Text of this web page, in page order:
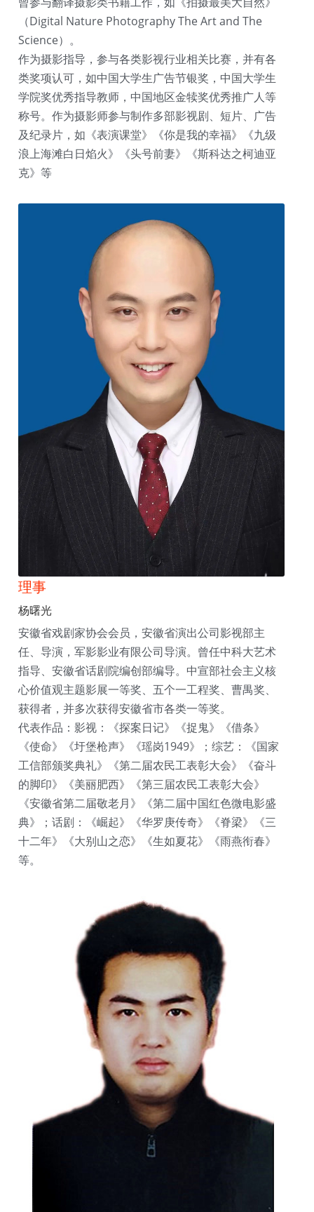
（Digital Nature Photography The Art and The
Science）。
作为摄影指导，参与各类影视行业相关比赛，并有各
类奖项认可，如中国大学生广告节银奖，中国大学生
学院奖优秀指导教师，中国地区金犊奖优秀推广人等
称号。作为摄影师参与制作多部影视剧、短片、广告
及纪录片，如《表演课堂》《你是我的幸福》《九级
浪上海滩白日焰火》《头号前妻》《斯科达之柯迪亚
克》等
理事
杨曙光
安徽省戏剧家协会会员，安徽省演出公司影视部主
任、导演，军影影业有限公司导演。曾任中科大艺术
指导、安徽省话剧院编创部编导。中宣部社会主义核
心价值观主题影展一等奖、五个一工程奖、曹禺奖、
获得者，并多次获得安徽省市各类一等奖。
代表作品：影视：《探案日记》《捉鬼》《借条》
《使命》《圩堡枪声》《瑶岗1949》；综艺：《国家
工信部颁奖典礼》《第二届农民工表彰大会》《奋斗
的脚印》《美丽肥西》《第三届农民工表彰大会》
《安徽省第二届敬老月》《第二届中国红色微电影盛
典》；话剧：《崛起》《华罗庚传奇》《脊梁》《三
十二年》《大别山之恋》《生如夏花》《雨燕衔春》
等。